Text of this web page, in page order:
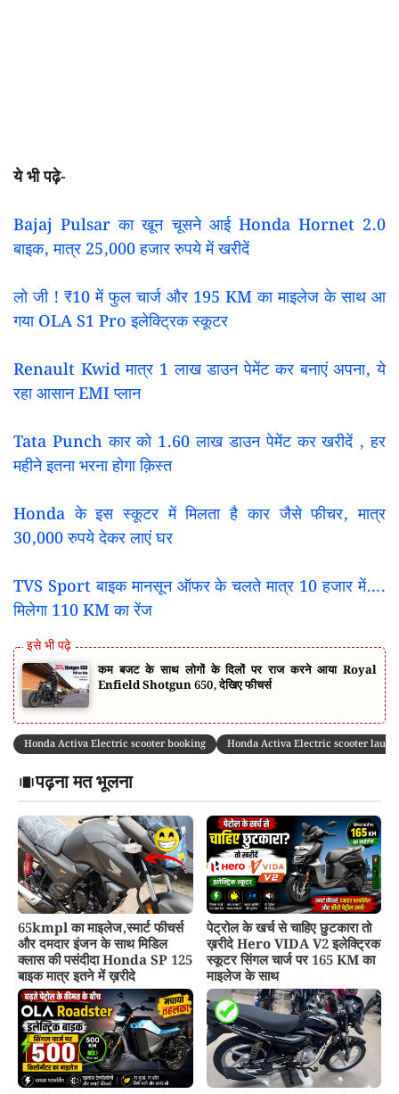
ये भी पढ़े-
Bajaj Pulsar का खून चूसने आई Honda Hornet 2.0
बाइक, मात्र 25,000 हजार रुपये में खरीदें
लो जी ! ₹10 में फुल चार्ज और 195 KM का माइलेज के साथ आ
गया OLA S1 Pro इलेक्ट्रिक स्कूटर
Renault Kwid मात्र 1 लाख डाउन पेमेंट कर बनाएं अपना, ये
रहा आसान EMI प्लान
Tata Punch कार को 1.60 लाख डाउन पेमेंट कर खरीदें , हर
महीने इतना भरना होगा क़िस्त
Honda के इस स्कूटर में मिलता है कार जैसे फीचर, मात्र
30,000 रुपये देकर लाएं घर
TVS Sport बाइक मानसून ऑफर के चलते मात्र 10 हजार में….
मिलेगा 110 KM का रेंज
कम बजट के साथ लोगों के दिलों पर राज करने आया Royal
Enfield Shotgun 650, देखिए फीचर्स
Honda Activa Electric scooter booking Honda Activa Electric scooter
पढ़ना मत भूलना
65kmpl का माइलेज,स्मार्ट फीचर्स
और दमदार इंजन के साथ मिडिल
क्लास की पसंदीदा Honda SP 125
बाइक मात्र इतने में ख़रीदे
पेट्रोल के खर्च से चाहिए छुटकारा तो
ख़रीदे Hero VIDA V2 इलेक्ट्रिक
स्कूटर सिंगल चार्ज पर 165 KM का
माइलेज के साथ